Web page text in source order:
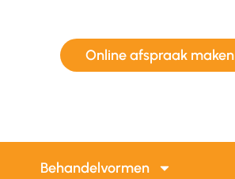
Online afspraak maken
Behandelvormen